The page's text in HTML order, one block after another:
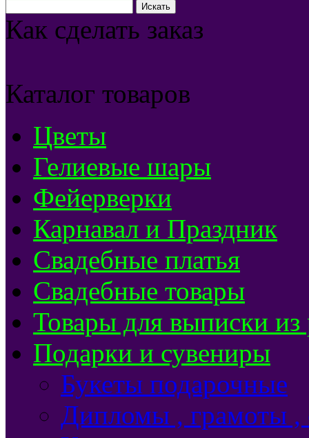
Как сделать заказ
Каталог товаров
Цветы
Гелиевые шары
Фейерверки
Карнавал и Праздник
Свадебные платья
Свадебные товары
Товары для выписки из
Подарки и сувениры
Букеты подарочные
Дипломы , грамоты ,